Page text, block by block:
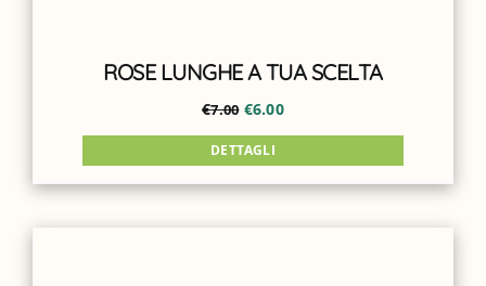
ROSE LUNGHE A TUA SCELTA
€7.00 €6.00
DETTAGLI